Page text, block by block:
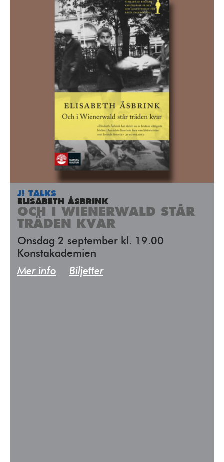
J! TALKS
ELISABETH ÅSBRINK
OCH I WIENERWALD STÅR
TRÄDEN KVAR
Onsdag 2 september kl. 19.00
Konstakademien
Mer info
Biljetter